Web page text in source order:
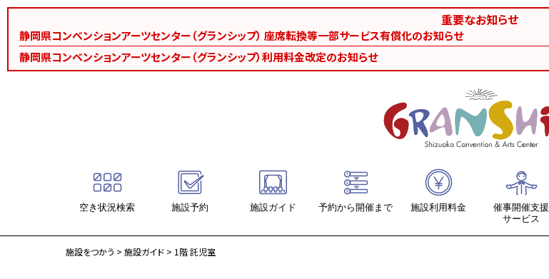
重要なお知らせ
静岡県コンベンションアーツセンター（グランシップ） 座席転換等一部サービス有償化のお知らせ
静岡県コンベンションアーツセンター（グランシップ）利用料金改定のお知らせ
空き状況検索 施設予約 施設ガイド
施設ガイド
予約から開催まで
ホール系
施設利用料金
催事開催支援
サービス
施設をつかう > 施設ガイド > 1階 託児室